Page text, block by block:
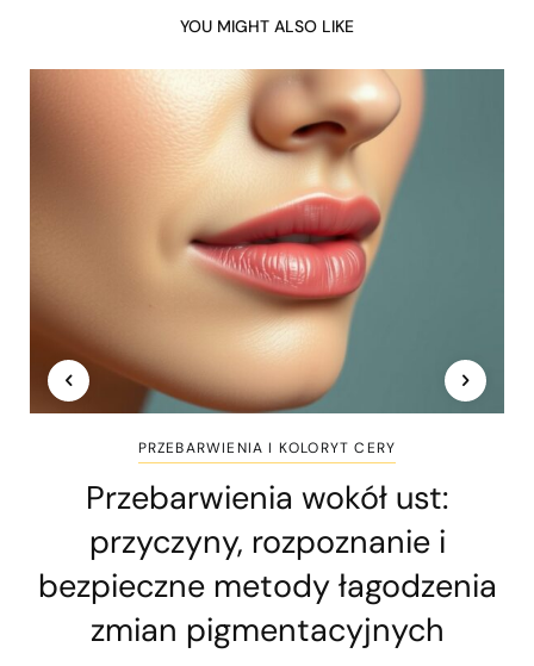
YOU MIGHT ALSO LIKE
PRZEBARWIENIA I KOLORYT CERY
Przebarwienia wokół ust:
przyczyny, rozpoznanie i
bezpieczne metody łagodzenia
zmian pigmentacyjnych